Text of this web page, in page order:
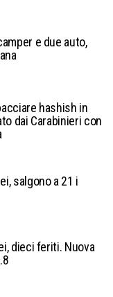
e due auto,
hashish in
dai Carabinieri con
salgono a 21 i
dieci feriti. Nuova